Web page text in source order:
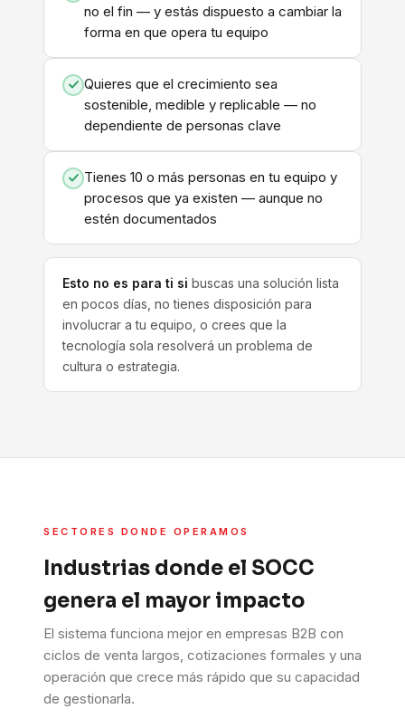
no el fin — y estás dispuesto a cambiar la
forma en que opera tu equipo
Quieres que el crecimiento sea
sostenible, medible y replicable — no
dependiente de personas clave
Tienes 10 o más personas en tu equipo y
procesos que ya existen — aunque no
estén documentados
Esto no es para ti si buscas una solución lista
en pocos días, no tienes disposición para
involucrar a tu equipo, o crees que la
tecnología sola resolverá un problema de
cultura o estrategia.
SECTORES DONDE OPERAMOS
Industrias donde el SOCC
genera el mayor impacto
El sistema funciona mejor en empresas B2B con
ciclos de venta largos, cotizaciones formales y una
operación que crece más rápido que su capacidad
de gestionarla.